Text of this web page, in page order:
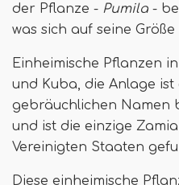
der Pflanze - Pumila -
was sich auf seine
Einheimische Pflanzen
und Kuba, die Anlage
gebräuchlichen Namen
und ist die einzige
Vereinigten Staaten
Diese einheimische